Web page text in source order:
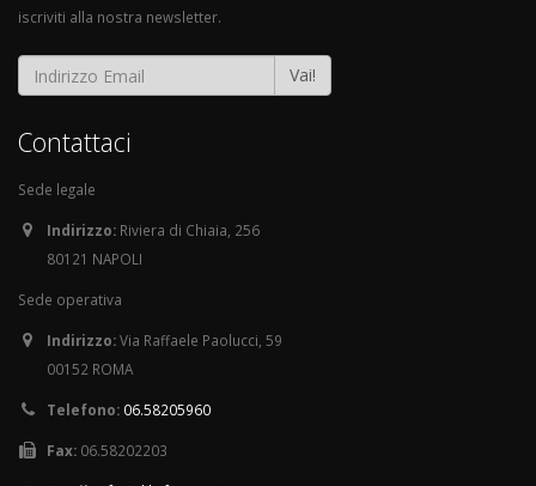
iscriviti alla nostra newsletter.
Vai!
Contattaci
Sede legale
Indirizzo: Riviera di Chiaia, 256
80121 NAPOLI
Sede operativa
Indirizzo:Via Raffaele Paolucci, 59
00152 ROMA
Telefono: 06.58205960
Fax: 06.58202203